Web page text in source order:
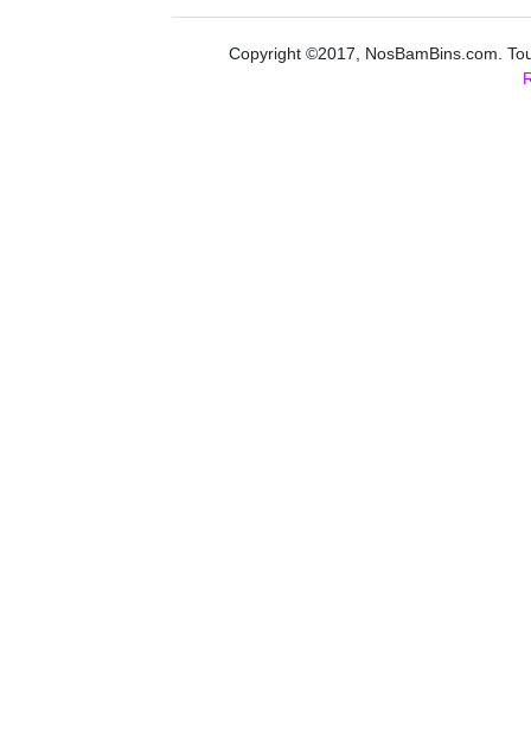
Copyright ©2017, NosBamBins.com.